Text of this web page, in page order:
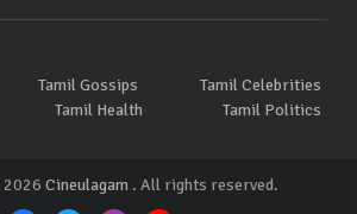
Tamil Gossips
Tamil Celebrities
Tamil Health Tamil Politics
Cineulagam . All rights reserved.